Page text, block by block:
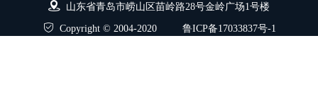
山东省青岛市崂山区苗岭路28号金岭广场1号楼
Copyright © 2004-2020 鲁ICP备17033837号-1